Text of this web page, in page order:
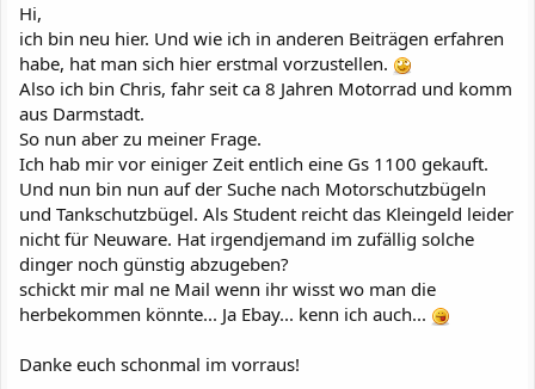
Hi,
ich bin neu hier. Und wie ich in anderen Beiträgen erfahren
habe, hat man sich hier erstmal vorzustellen.
Also ich bin Chris, fahr seit ca 8 Jahren Motorrad und komm
aus Darmstadt.
So nun aber zu meiner Frage.
Ich hab mir vor einiger Zeit entlich eine Gs 1100 gekauft.
Und nun bin nun auf der Suche nach Motorschutzbügeln
und Tankschutzbügel. Als Student reicht das Kleingeld leider
nicht für Neuware. Hat irgendjemand im zufällig solche
dinger noch günstig abzugeben?
schickt mir mal ne Mail wenn ihr wisst wo man die
herbekommen könnte... Ja Ebay... kenn ich auch...
Danke euch schonmal im vorraus!